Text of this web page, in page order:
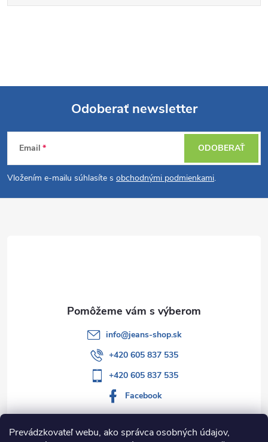
Prevádzkovateľ webu, ako správca osobných údajov,
Z
á
p
Odoberať newsletter
Email
Vložením e-mailu súhlasíte s obchodnými podmienkami.
ODOBERAŤ
info@jeans-shop.sk
+420 605 837 535
+420 605 837 535
Facebook